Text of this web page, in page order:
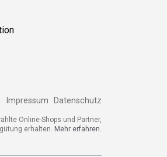
Impressum Datenschutz
Online-Shops und Partner,
erhalten. Mehr erfahren.